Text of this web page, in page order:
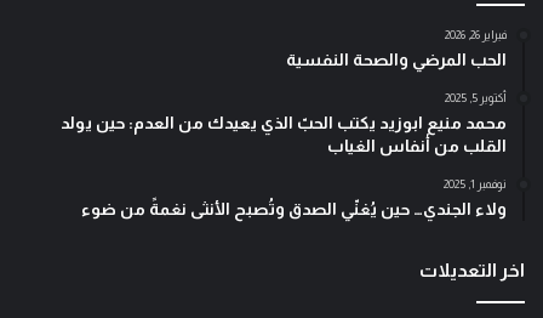
فبراير 26, 2026
الحب المرضي والصحة النفسية
أكتوبر 5, 2025
محمد منيع ابوزيد يكتب الحبّ الذي يعيدك من العدم: حين يولد
القلب من أنفاس الغياب
نوفمبر 1, 2025
ولاء الجندي… حين يُغنّي الصدق وتُصبح الأنثى نغمةً من ضوء
اخر التعديلات